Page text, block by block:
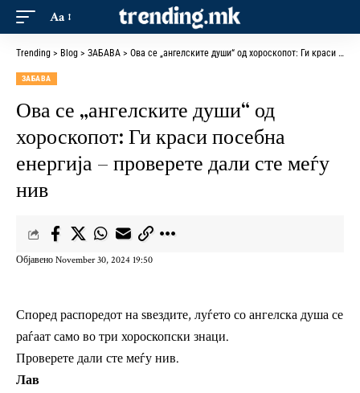
Aa
Trending > Blog > ЗАБАВА > Ова се „ангелските души“ од хороскопот: Ги краси посебна енергија – проверете дали сте меѓу нив
ЗАБАВА
Ова се „ангелските души“ од
хороскопот: Ги краси посебна
енергија – проверете дали сте меѓу
нив
Објавено November 30, 2024 19:50
Според распоредот на ѕвездите, луѓето со ангелска душа се
раѓаат само во три хороскопски знаци.
Проверете дали сте меѓу нив.
Лав